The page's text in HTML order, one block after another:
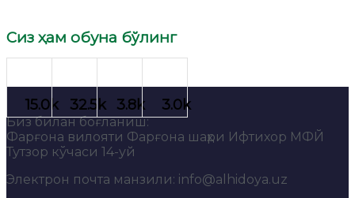
Сиз ҳам обуна бўлинг
Биз билан боғланиш:
Фарғона вилояти Фарғона шаҳри Ифтихор МФЙ
Тутзор кўчаси 14-уй
Электрон почта манзили: info@alhidoya.uz